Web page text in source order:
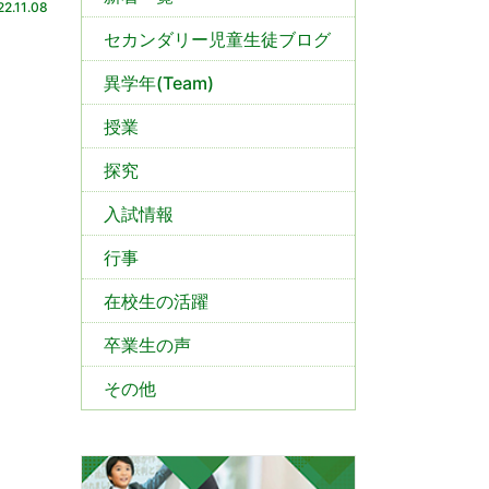
セカンダリー児童生徒ブログ
異学年(Team)
授業
探究
入試情報
行事
在校生の活躍
卒業生の声
その他